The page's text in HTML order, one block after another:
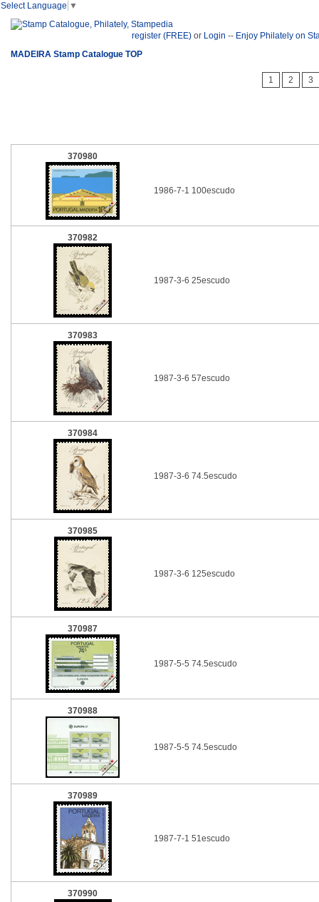
Select Language ▼
register (FREE) or Login -- Enjoy Philately on
MADEIRA Stamp Catalogue TOP
1 2 3
370980
1986-7-1 100escudo
370982
1987-3-6 25escudo
370983
1987-3-6 57escudo
370984
1987-3-6 74.5escudo
370985
1987-3-6 125escudo
370987
1987-5-5 74.5escudo
370988
1987-5-5 74.5escudo
370989
1987-7-1 51escudo
370990